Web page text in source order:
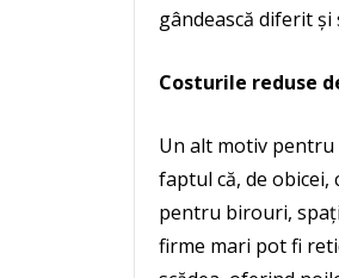
gândească diferit
Costurile reduse
Un alt motiv pentru
faptul că, de
pentru birouri,
firme mari pot fi